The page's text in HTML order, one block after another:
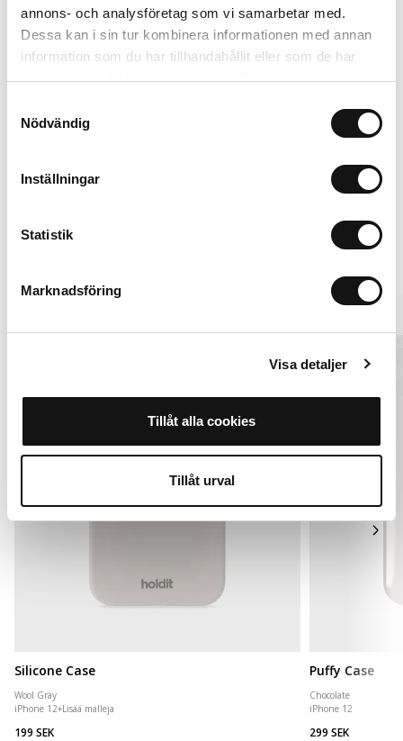
annons- och analysföretag som vi samarbetar med.
Dessa kan i sin tur kombinera informationen med annan
information som du har tillhandahållit eller som de har
samlat in när du har använt deras tjänster.
Nödvändig
Inställningar
Statistik
Marknadsföring
Visa detaljer
Tillåt alla cookies
Tillåt urval
299 SEK
+
149 SEK
+
Lisää ostoskoriin
Silicone Case
Wool Gray
iPhone 12+Lisää malleja
199 SEK
Puffy Case
Chocolate
iPhone 12
299 SEK